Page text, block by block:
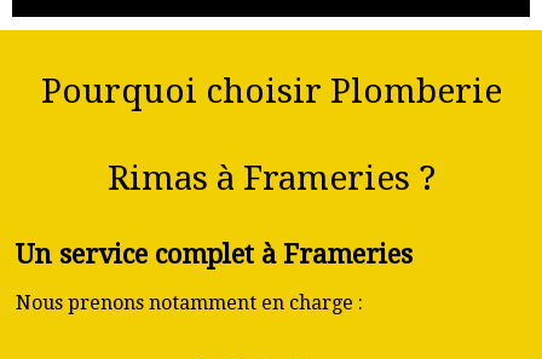
Pourquoi choisir Plomberie
Rimas à Frameries ?
Un service complet à Frameries
Nous prenons notamment en charge :